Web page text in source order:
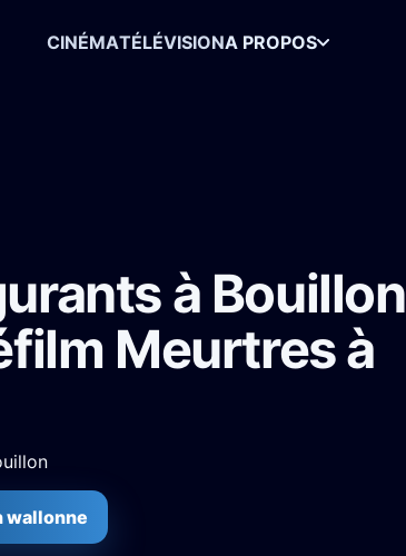
CINÉMATÉLÉVISIONA PROPOS
à Bouillon
Meurtres à
wallonne